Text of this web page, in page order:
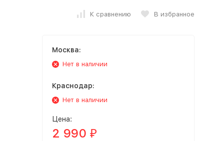
К сравнению В избранное
Москва:
Нет в наличии
Краснодар:
Нет в наличии
Цена:
2 990 ₽